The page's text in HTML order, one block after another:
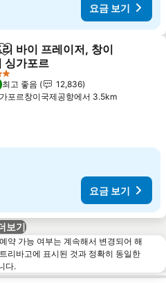
요금 보기
즐겨찾기에 추가
바이 프레이저, 창이
싱가포르
최고 좋음
12,836
포르창이국제공항에서 3.5km
요금 보기
보기
약 가능 여부는 계속해서 변경되어 해
리바고에 표시된 것과 정확히 동일한
다.